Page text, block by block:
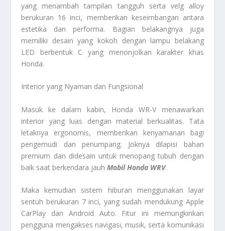
yang menambah tampilan tangguh serta velg alloy
berukuran 16 inci, memberikan keseimbangan antara
estetika dan performa. Bagian belakangnya juga
memiliki desain yang kokoh dengan lampu belakang
LED berbentuk C yang menonjolkan karakter khas
Honda.
Interior yang Nyaman dan Fungsional
Masuk ke dalam kabin, Honda WR-V menawarkan
interior yang luas dengan material berkualitas. Tata
letaknya ergonomis, memberikan kenyamanan bagi
pengemudi dan penumpang. Joknya dilapisi bahan
premium dan didesain untuk menopang tubuh dengan
baik saat berkendara jauh Mobil Honda WRV.
Maka kemudian sistem hiburan menggunakan layar
sentuh berukuran 7 inci, yang sudah mendukung Apple
CarPlay dan Android Auto. Fitur ini memungkinkan
pengguna mengakses navigasi, musik, serta komunikasi